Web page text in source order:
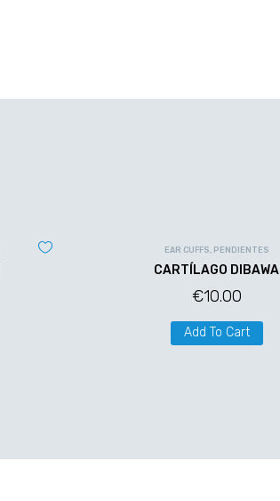
EAR CUFFS, PENDIENTES
CARTÍLAGO DIBAWA
€10.00
Add To Cart